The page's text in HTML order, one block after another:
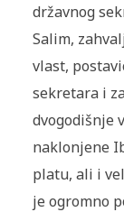
državnog
Salim,
vlast,
sekretara i
dvogodišnje
naklonjene
platu, ali i
je ogromno